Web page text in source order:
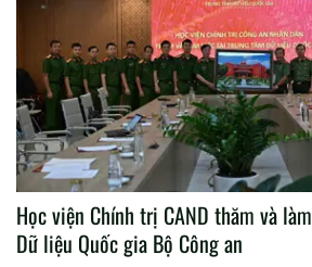
Học viện Chính trị CAND thăm và
Dữ liệu Quốc gia Bộ Công an